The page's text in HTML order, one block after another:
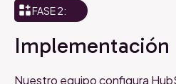
FASE 2:
Implementación
Nuestro equipo configura